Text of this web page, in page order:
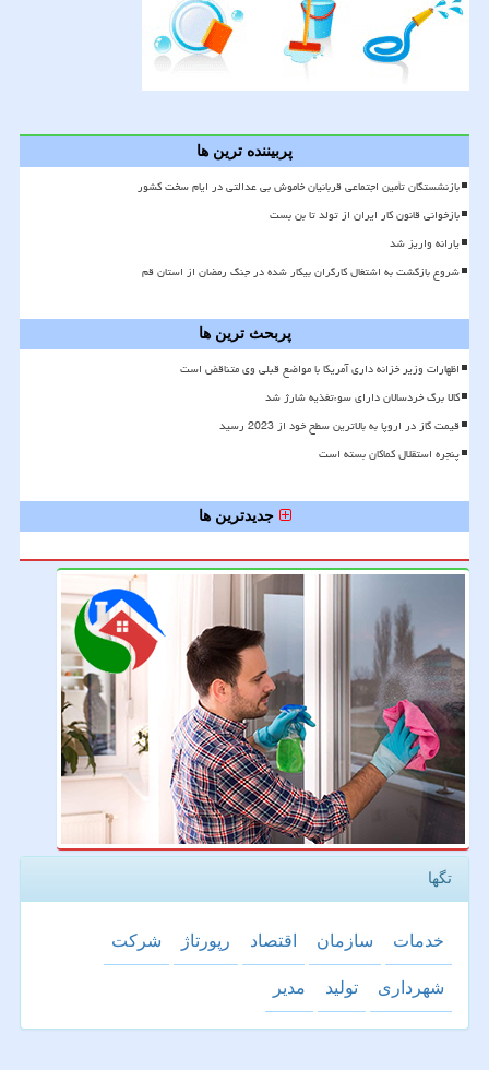
پربیننده ترین ها
بازنشستگان تأمین اجتماعی قربانیان خاموش بی عدالتی در ایام سخت کشور
بازخوانی قانون کار ایران از تولد تا بن بست
یارانه واریز شد
شروع بازگشت به اشتغال کارگران بیکار شده در جنگ رمضان از استان قم
پربحث ترین ها
اظهارات وزیر خزانه داری آمریکا با مواضع قبلی وی متناقض است
کالا برگ خردسالان دارای سوءتغذیه شارژ شد
قیمت گاز در اروپا به بالاترین سطح خود از 2023 رسید
پنجره استقلال کماکان بسته است
جدیدترین ها
تگها
خدمات سازمان اقتصاد رپورتاژ شركت
شهرداری تولید مدیر